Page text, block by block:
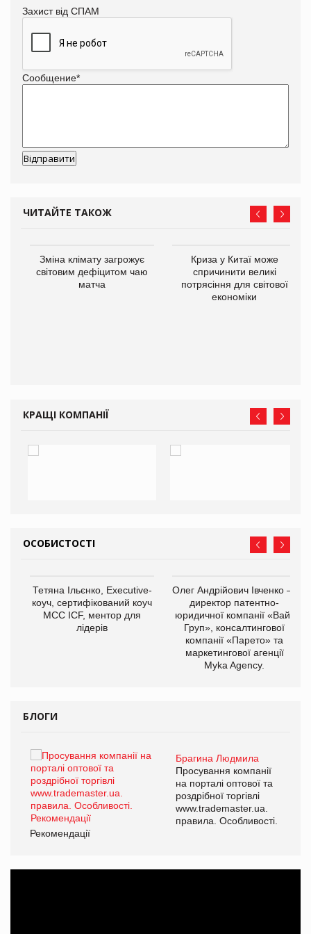
Захист від СПАМ
Сообщение*
ЧИТАЙТЕ ТАКОЖ
Зміна клімату загрожує
світовим дефіцитом чаю
матча
Криза у Китаї може
спричинити великі
потрясіння для світової
економіки
КРАЩІ КОМПАНІЇ
ОСОБИСТОСТІ
Тетяна Ільєнко, Executive-
коуч, сертифікований коуч
МСС ICF, ментор для
лідерів
Олег Андрійович Івченко —
директор патентно-
юридичної компанії «Вайз
Груп», консалтингової
компанії «Парето» та
маркетингової агенції
Myka Agency.
БЛОГИ
Брагина Людмила
Просування компанії
на порталі оптової та
роздрібної торгівлі
www.trademaster.ua.
правила. Особливості.
Рекомендації